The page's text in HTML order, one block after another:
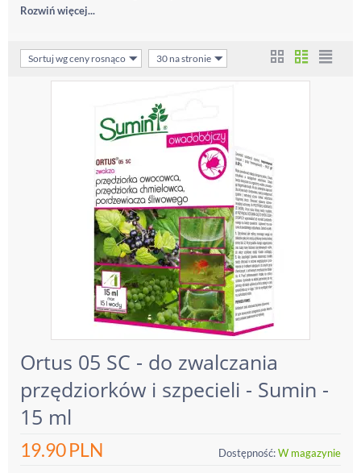
Rozwiń więcej...
Sortuj wg ceny rosnąco 30 na stronie
Ortus 05 SC - do zwalczania
przędziorków i szpecieli - Sumin -
15 ml
19.90PLN Dostępność:W magazynie